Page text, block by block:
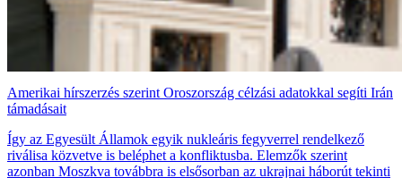
Amerikai hírszerzés szerint Oroszország célzási adatokkal segíti Irán
támadásait
Így az Egyesült Államok egyik nukleáris fegyverrel rendelkező
riválisa közvetve is beléphet a konfliktusba. Elemzők szerint
azonban Moszkva továbbra is elsősorban az ukrajnai háborút tekinti